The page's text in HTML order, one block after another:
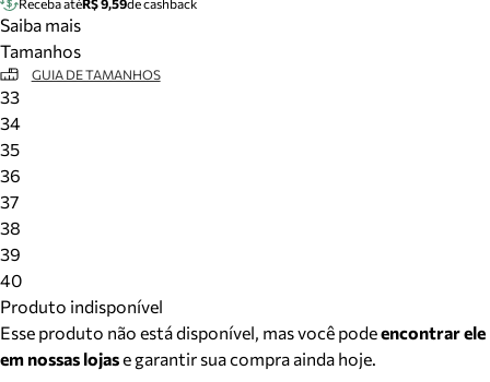
Tire dúvidas sobre pedidos, devoluções e mais.
Meus pedidos
Acompanhe seus pedidos e solicite devoluções.
Receba atéR$ 9,59de cashback
Saiba mais
Tamanhos
GUIA DE TAMANHOS
33
34
35
36
37
38
39
40
Produto indisponível
Esse produto não está disponível, mas você podeencontrar ele
em nossas lojase garantir sua compra ainda hoje.